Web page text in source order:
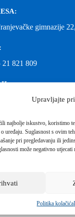
Upravljajte
najbolje iskustvo, koristimo
uređaju. Suglasnost s ovim
pri pregledavanju ili
može negativno
Politika kolačića
gimnazije
21 821 809
kontaktirati
Škola koja pomaže